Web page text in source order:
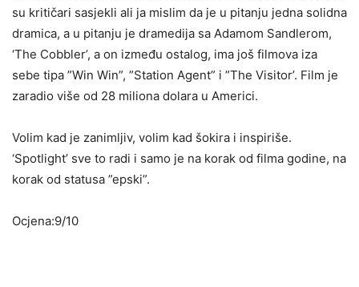
su kritičari sasjekli ali ja mislim da je u pitanju jedna solidna
dramica, a u pitanju je dramedija sa Adamom Sandlerom,
‘The Cobbler’, a on između ostalog, ima još filmova iza
sebe tipa ”Win Win”, ”Station Agent” i ”The Visitor’. Film je
zaradio više od 28 miliona dolara u Americi.
Volim kad je zanimljiv, volim kad šokira i inspiriše.
‘Spotlight’ sve to radi i samo je na korak od filma godine, na
korak od statusa ”epski”.
Ocjena:9/10